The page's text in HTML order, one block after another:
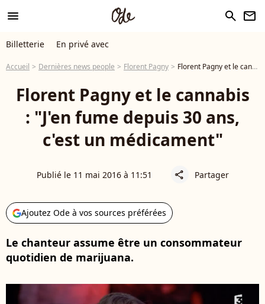
menu search newsletter
Billetterie En privé avec
Accueil Dernières news people Florent Pagny Florent Pagny et le cannabis : "J'en fume depuis 30 ans, c'est un médicament"
Florent Pagny et le cannabis
: "J'en fume depuis 30 ans,
c'est un médicament"
Publié le 11 mai 2016 à 11:51 share Partager
Ajoutez Ode à vos sources préférées
Le chanteur assume être un consommateur
quotidien de marijuana.